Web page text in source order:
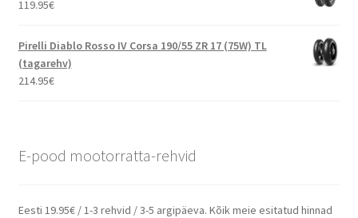
119.95€
Pirelli Diablo Rosso IV Corsa 190/55 ZR 17 (75W) TL
(tagarehv)
214.95€
E-pood mootorratta-rehvid
Eesti 19.95€ / 1-3 rehvid / 3-5 argipäeva. Kõik meie esitatud hinnad